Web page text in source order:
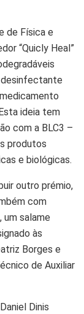
de Física e
“Quicly Heal”
desinfectante
ideia tem
com a BLC3 –
produtos
e biológicas.
outro prémio,
com
um salame
às
Borges e
de Auxiliar
Dinis